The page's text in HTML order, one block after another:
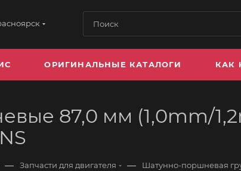
ОРИГИНАЛЬНЫЕ КАТАЛОГИ КАК
87,0 мм (1,0mm/
— Запчасти для двигателя — Шатунно-поршневая